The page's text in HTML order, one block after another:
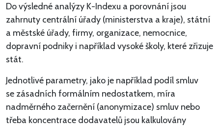
Do výsledné analýzy K-Indexu a porovnání jsou
zahrnuty centrální úřady (ministerstva a kraje), státní
a městské úřady, firmy, organizace, nemocnice,
dopravní podniky i například vysoké školy, které zřizuje
stát.
Jednotlivé parametry, jako je například podíl smluv
se zásadních formálním nedostatkem, míra
nadměrného začernění (anonymizace) smluv nebo
třeba koncentrace dodavatelů jsou kalkulovány